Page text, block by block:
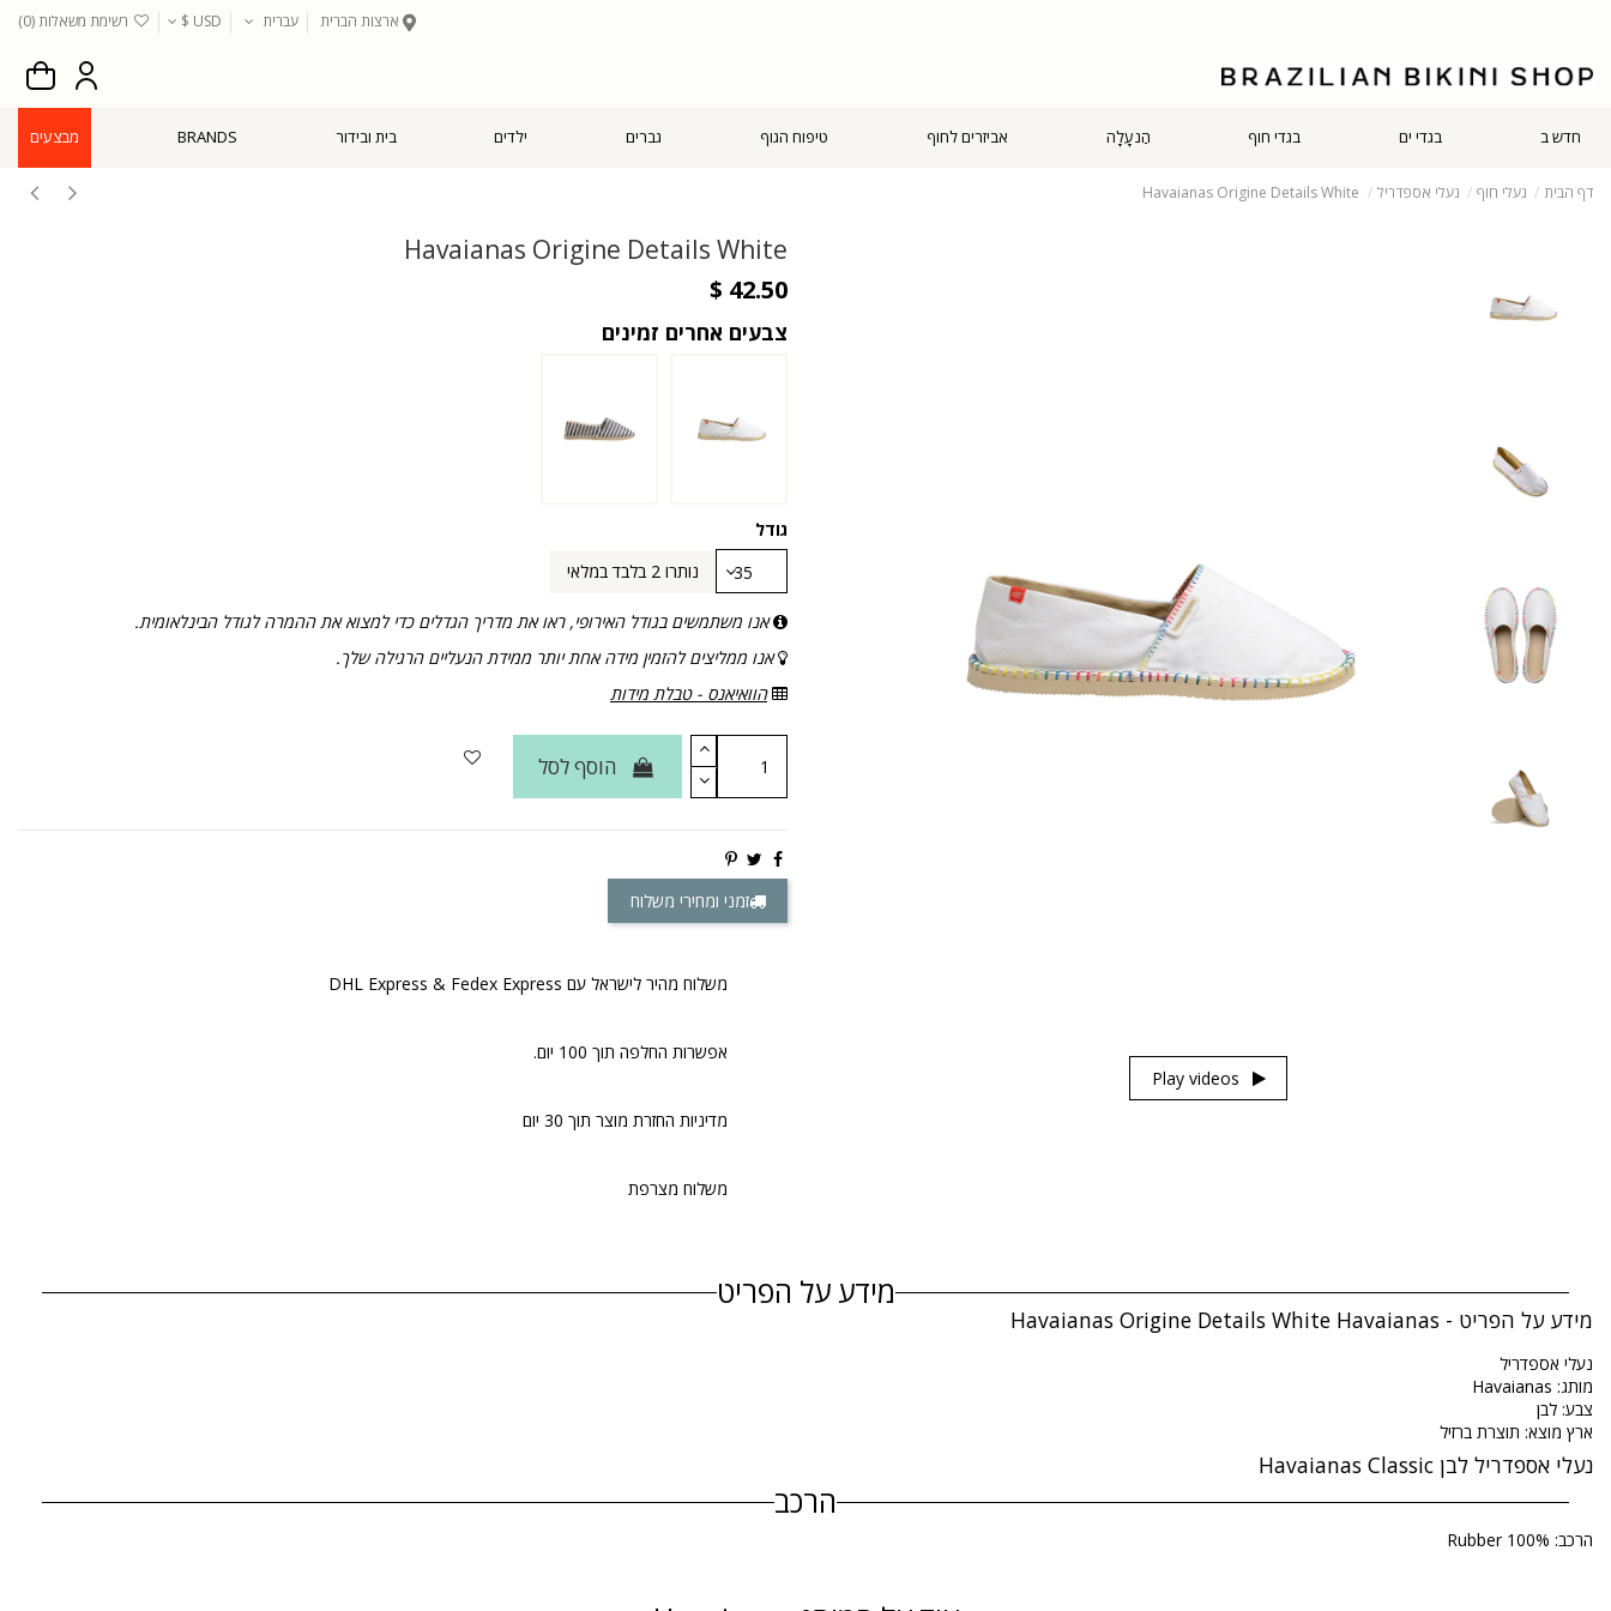
ארצות הברית עברית USD $ רשימת משאלות (0
)
חדש ב בגדי ים בגדי חוף הַנעָלָה אביזרים לחוף טיפוח הגוף גברים ילדים בית ובידור BRANDS מבצעים
דף הבית נעלי חוף נעלי אספדריל Havaianas Origine Details White
Havaianas Origine Details White
צבעים אחרים זמינים
גודל
נותרו 2 בלבד במלאי
אנו משתמשים בגודל האירופי, ראו את מדריך הגדלים כדי למצוא את ההמרה לגודל הבינלאומית.
אנו ממליצים להזמין מידה אחת יותר ממידת הנעליים הרגילה שלך.
הוואיאנס - טבלת מידות
הוסף לסל
זמני ומחירי משלוח
משלוח מהיר לישראל עם DHL Express & Fedex Express
אפשרות החלפה תוך 100 יום.
מדיניות החזרת מוצר תוך 30 יום
משלוח מצרפת
מידע על הפריט
מידע על הפריט - Havaianas Origine Details White Havaianas
נעלי אספדריל
מותג: Havaianas
צבע: לבן
ארץ מוצא: תוצרת ברזיל
נעלי אספדריל לבן Havaianas Classic
הרכב
הרכב: 100% Rubber